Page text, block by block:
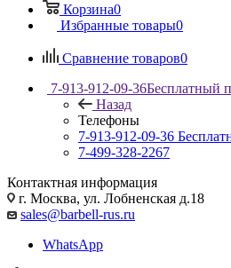
Корзина0
Избранные товары0
Сравнение товаров0
7-913-912-09-36Бесплатный
Назад
Телефоны
7-913-912-09-36
7-499-328-2267
Контактная информация
г. Москва, ул. Лобненская д.18
sales@barbell-rus.ru
WhatsApp